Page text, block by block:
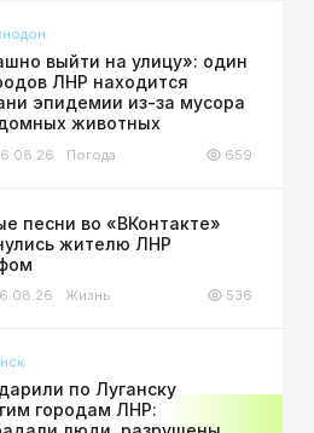
выйти на улицу»: один
ЛНР находится
эпидемии из-за мусора
животных
Погода 659
песни во «ВКонтакте»
жителю ЛНР
Жизнь 536
по Луганску
городам ЛНР: